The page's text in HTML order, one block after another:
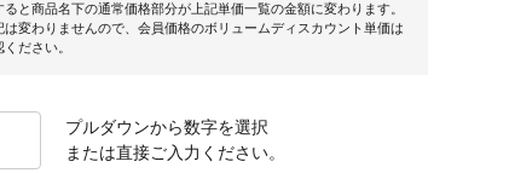
と商品名下の通常価格部分が上記単価一覧の金額に変わります。
変わりませんので、会員価格のボリュームディスカウント単価は
ださい。
プルダウンから数字を選択
または直接ご入力ください。